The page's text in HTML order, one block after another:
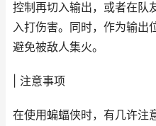
控制再切入输出，或者在队
入打伤害。同时，作为输出
避免被敌人集火。
| 注意事项
在使用蝙蝠侠时，有几许注